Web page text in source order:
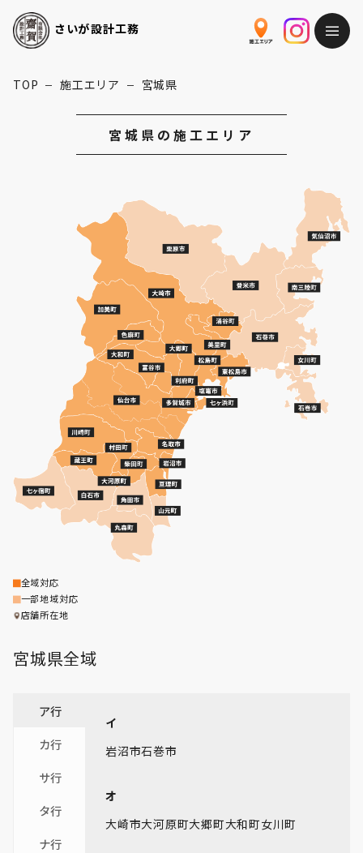
さいが設計工務
TOP ー 施工エリア ー 宮城県
宮城県の施工エリア
全域対応
一部地域対応
店舗所在地
宮城県全域
ア行
カ行
サ行
タ行
ナ行
イ
岩沼市石巻市
オ
大崎市大河原町大郷町大和町女川町